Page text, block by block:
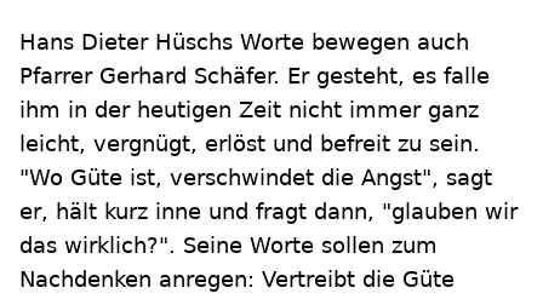
Hans Dieter Hüschs Worte bewegen auch
Pfarrer Gerhard Schäfer. Er gesteht, es falle
ihm in der heutigen Zeit nicht immer ganz
leicht, vergnügt, erlöst und befreit zu sein.
"Wo Güte ist, verschwindet die Angst", sagt
er, hält kurz inne und fragt dann, "glauben wir
das wirklich?". Seine Worte sollen zum
Nachdenken anregen: Vertreibt die Güte